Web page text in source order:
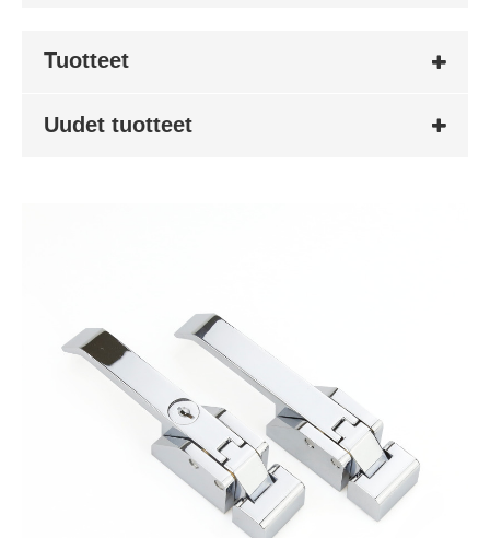
Tuotteet
Uudet tuotteet